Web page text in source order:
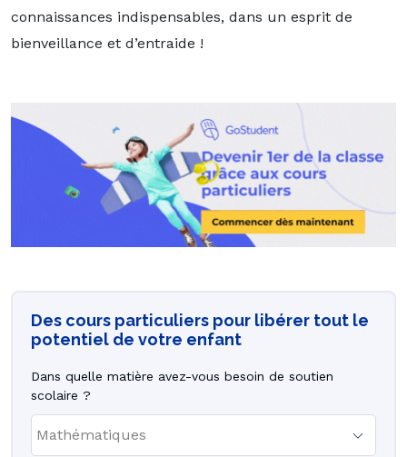
connaissances indispensables, dans un esprit de
bienveillance et d’entraide !
Des cours particuliers pour libérer tout le
potentiel de votre enfant
Dans quelle matière avez-vous besoin de soutien
scolaire ?